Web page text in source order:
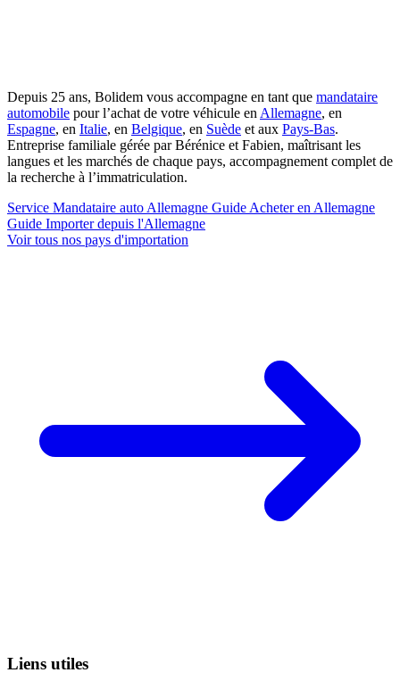
Depuis 25 ans, Bolidem vous accompagne en tant que mandataire
automobile pour l’achat de votre véhicule en Allemagne, en
Espagne, en Italie, en Belgique, en Suède et aux Pays-Bas.
Entreprise familiale gérée par Bérénice et Fabien, maîtrisant les
langues et les marchés de chaque pays, accompagnement complet de
la recherche à l’immatriculation.
Service Mandataire auto Allemagne Guide Acheter en Allemagne
Guide Importer depuis l'Allemagne
Voir tous nos pays d'importation
Liens utiles